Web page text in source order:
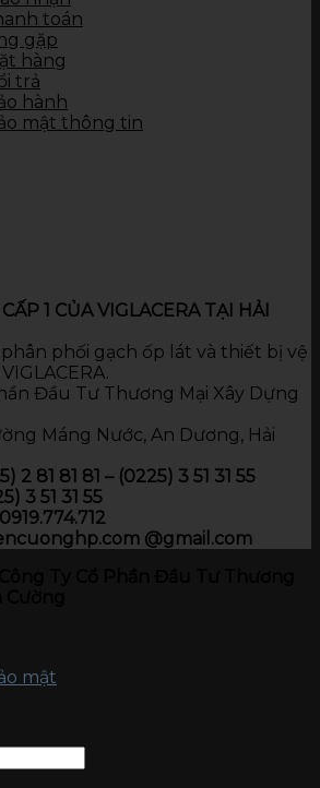
toán
gặp
hàng
trả
hành
mật thông tin
1 CỦA VIGLACERA TẠI HẢI
phối gạch ốp lát và thiết bị vệ
Đầu Tư Thương Mại Xây Dựng
Máng Nước, An Dương, Hải
2 81 81 81 – (0225) 3 51 31 55
3 51 31 55
0919.774.712​
@gmail.com
mật